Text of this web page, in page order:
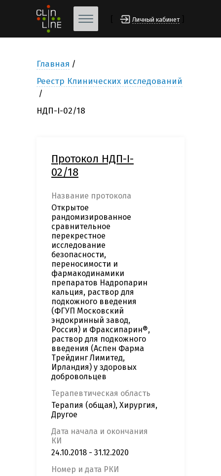
Личный кабинет
Главная
Реестр Клинических исследований
НДП-I-02/18
Протокол НДП-I-
02/18
Название протокола
Открытое
рандомизированное
сравнительное
перекрестное
исследование
безопасности,
переносимости и
фармакодинамики
препаратов Надропарин
кальция, раствор для
подкожного введения
(ФГУП Московский
эндокринный завод,
Россия) и Фраксипарин®,
раствор для подкожного
введения (Аспен Фарма
Трейдинг Лимитед,
Ирландия) у здоровых
добровольцев
Терапевтическая область
Терапия (общая), Хирургия,
Другое
Дата начала и окончания
КИ
24.10.2018 - 31.12.2020
Номер и дата РКИ